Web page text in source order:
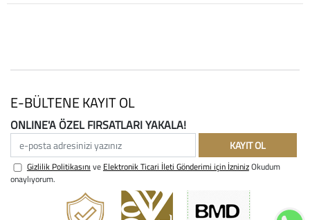
E-BÜLTENE KAYIT OL
ONLINE'A ÖZEL FIRSATLARI YAKALA!
e-posta adresinizi yazınız
KAYIT OL
Gizlilik Politikasını ve Elektronik Ticari İleti Gönderimi için İzninizOkudum
onaylıyorum.